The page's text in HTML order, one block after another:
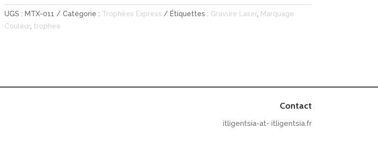
Iceberg
sur
socle
UGS : MTX-011 Catégorie : Trophées Express Étiquettes : Gravure Laser, Marquage
Couleur, trophee
Contact
itligentsia-at- itligentsia.fr